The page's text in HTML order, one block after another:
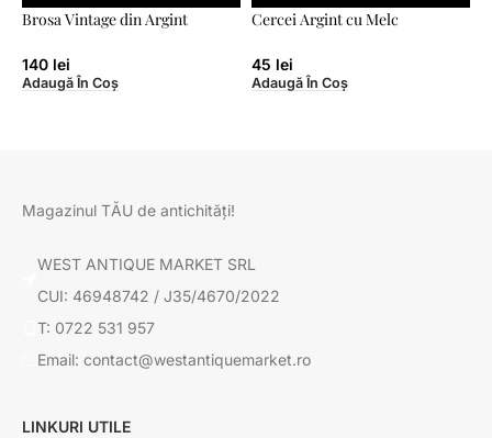
Brosa Vintage din Argint
140 lei
Adaugă În Coș
Cercei Argint cu Melc
45 lei
Adaugă În Coș
Magazinul TĂU de antichități!
WEST ANTIQUE MARKET SRL
CUI: 46948742 / J35/4670/2022
T: 0722 531 957
Email: contact@westantiquemarket.ro
LINKURI UTILE